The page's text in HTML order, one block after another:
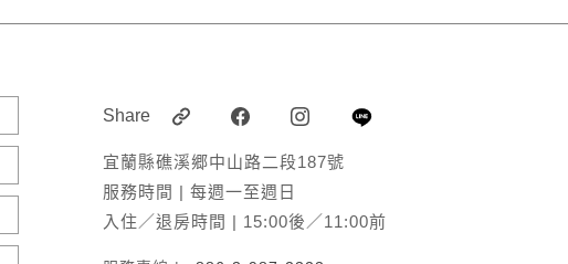
Share
宜蘭縣礁溪郷中山路二段187號
服務時間 | 每週一至週日
入住／退房時間 | 15:00後／11:00前